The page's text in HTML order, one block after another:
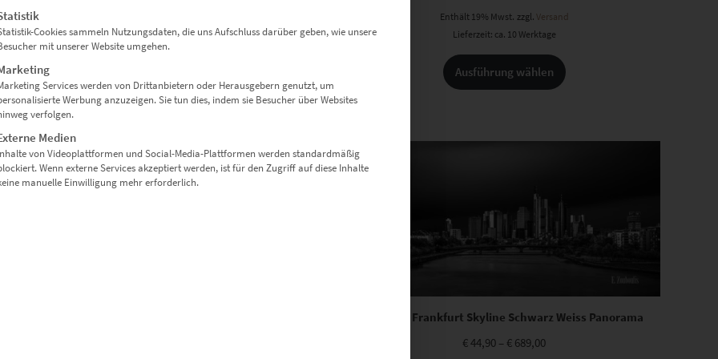
Lieferzeit: ca. 10 Werktage
Enthält 19% Mwst. zzgl. Versand
Lieferzeit: ca. 10 Werktage
Ausführung wählen
EZ00919 Frankfurt Skyline Schwarz Weiss Panorama
€44,90 – € 689,00
Cookies sammeln Nutzungsdaten, die uns Aufschluss darüber geben, wie unsere
mit unserer Website umgehen.
Services werden von Drittanbietern oder Herausgebern genutzt, um
Werbung anzuzeigen. Sie tun dies, indem sie Besucher über Websites
verfolgen.
Medien
von Videoplattformen und Social-Media-Plattformen werden standardmäßig
Wenn externe Services akzeptiert werden, ist für den Zugriff auf diese Inhalte
manuelle Einwilligung mehr erforderlich.